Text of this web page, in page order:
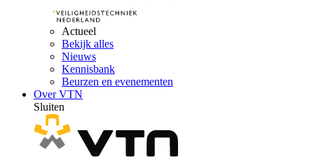
Actueel
Bekijk alles
Nieuws
Kennisbank
Beurzen en evenementen
Over VTN
Sluiten